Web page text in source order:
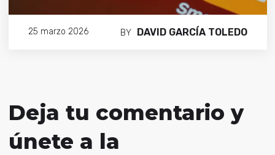
25 marzo 2026 BY DAVID GARCÍA TOLEDO
Deja tu comentario y
únete a la